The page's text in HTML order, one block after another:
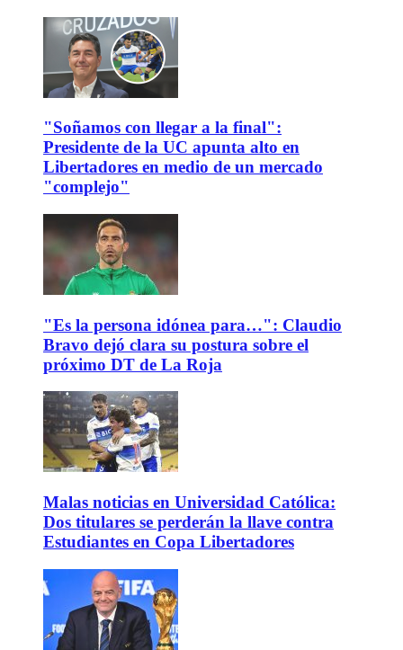
"Soñamos con llegar a la final":
Presidente de la UC apunta alto en
Libertadores en medio de un mercado
"complejo"
"Es la persona idónea para…": Claudio
Bravo dejó clara su postura sobre el
próximo DT de La Roja
Malas noticias en Universidad Católica:
Dos titulares se perderán la llave contra
Estudiantes en Copa Libertadores